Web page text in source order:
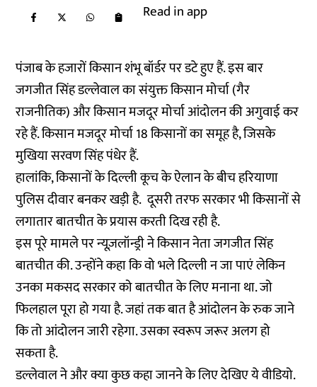
Read in app
पंजाब के हजारों किसान शंभू बॉर्डर पर डटे हुए हैं. इस बार
जगजीत सिंह डल्लेवाल का संयुक्त किसान मोर्चा (गैर
राजनीतिक) और किसान मजदूर मोर्चा आंदोलन की अगुवाई कर
रहे हैं. किसान मजदूर मोर्चा 18 किसानों का समूह है, जिसके
मुखिया सरवण सिंह पंधेर हैं.
हालांकि, किसानों के दिल्ली कूच के ऐलान के बीच हरियाणा
पुलिस दीवार बनकर खड़ी है. दूसरी तरफ सरकार भी किसानों से
लगातार बातचीत के प्रयास करती दिख रही है.
इस पूरे मामले पर न्यूज़लॉन्ड्री ने किसान नेता जगजीत सिंह
बातचीत की. उन्होंने कहा कि वो भले दिल्ली न जा पाएं लेकिन
उनका मकसद सरकार को बातचीत के लिए मनाना था. जो
फिलहाल पूरा हो गया है. जहां तक बात है आंदोलन के रुक जाने
कि तो आंदोलन जारी रहेगा. उसका स्वरूप जरूर अलग हो
सकता है.
डल्लेवाल ने और क्या कुछ कहा जानने के लिए देखिए ये वीडियो.